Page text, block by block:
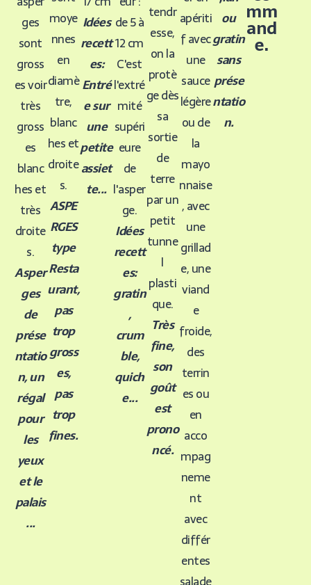
ges
sont
gross
es voir
très
gross
es
blanc
hes et
très
droite
s.
Asper
ges
de
prése
ntatio
n, un
régal
pour
les
yeux
et le
palais
...
moye
nnes
en
diamè
tre,
blanc
hes et
droite
s.
ASPE
RGES
type
Resta
urant,
pas
trop
gross
es,
pas
trop
fines.
Idées
recett
es:
Entré
e sur
une
petite
assiet
te...
de 5 à
12 cm
C'est
l'extré
mité
supéri
eure
de
l'asper
ge.
Idées
recett
es:
gratin
,
crum
ble,
quich
e...
tendr
esse,
on la
protè
ge dès
sa
sortie
de
terre
par un
petit
tunne
l
plasti
que.
Très
fine,
son
goût
est
prono
ncé.
apériti
f avec
une
sauce
légère
ou de
la
mayo
nnaise
, avec
une
grillad
e, une
viand
e
froide,
des
terrin
es ou
en
acco
mpag
neme
nt
avec
différ
entes
ou
gratin
sans
prése
ntatio
n.
mm
and
e.